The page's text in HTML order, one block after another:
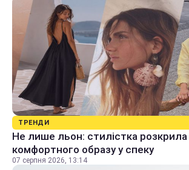
ТРЕНДИ
Не лише льон: стилістка розкрила
комфортного образу у спеку
07 серпня 2026, 13:14